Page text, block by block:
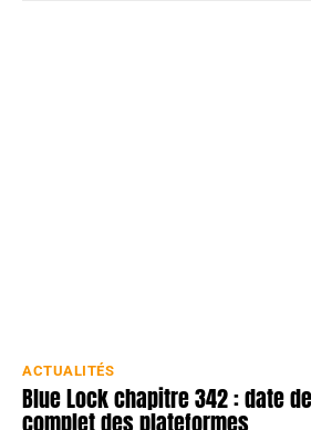
ACTUALITÉS
Blue Lock chapitre 342 : date
complet des plateformes